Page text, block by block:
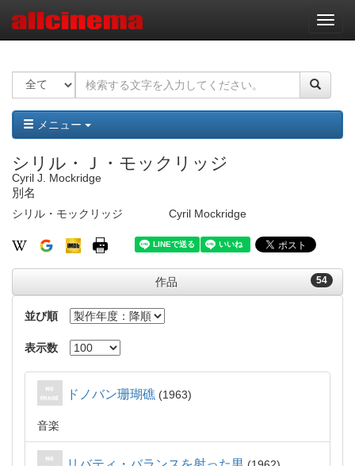
ナ
ビ
ー
ョ
ン
メニュー
シリル・Ｊ・モックリッジ
Cyril J. Mockridge
別名
シリル・モックリッジ Cyril Mockridge
54
作品
並び順
表示数
ドノバン珊瑚礁 1963
音楽